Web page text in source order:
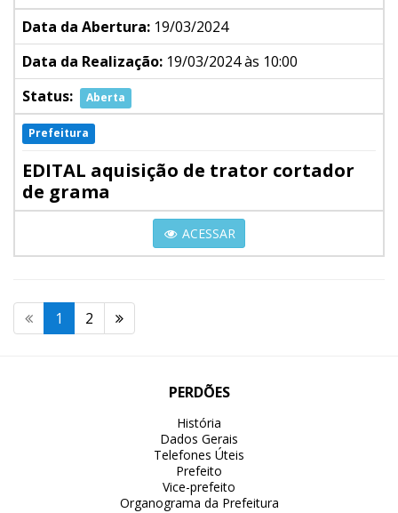
Data da Abertura: 19/03/2024
Data da Realização: 19/03/2024 às 10:00
Status:
Aberta
Prefeitura
EDITAL aquisição de trator cortador
de grama
ACESSAR
1 2
PERDÕES
História
Dados Gerais
Telefones Úteis
Prefeito
Vice-prefeito
Organograma da Prefeitura